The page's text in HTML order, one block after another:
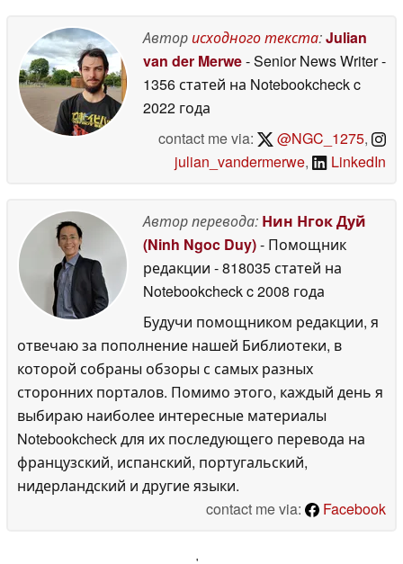
Авторисходного текста:Julian
van der Merwe- Senior News Writer-
1356 статей на Notebookcheckc
2022 года
contact me via:
@NGC_1275,
julian_vandermerwe, LinkedIn
Автор перевода: Нин Нгок Дуй
(Ninh Ngoc Duy)- Помощник
редакции - 818035 статей на
Notebookcheckc 2008 года
Будучи помощником редакции, я
отвечаю за пополнение нашей Библиотеки, в
которой собраны обзоры с самых разных
сторонних порталов. Помимо этого, каждый день я
выбираю наиболее интересные материалы
Notebookcheck для их последующего перевода на
французский, испанский, португальский,
нидерландский и другие языки.
contact me via:
Facebook